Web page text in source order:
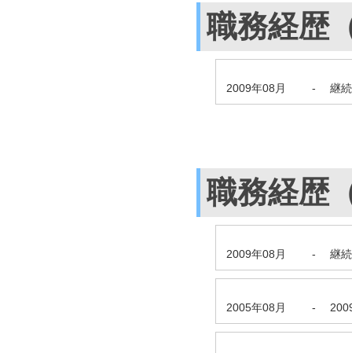
職務経歴
2009年08月 - 継
職務経歴
2009年08月 - 継
2005年08月 -